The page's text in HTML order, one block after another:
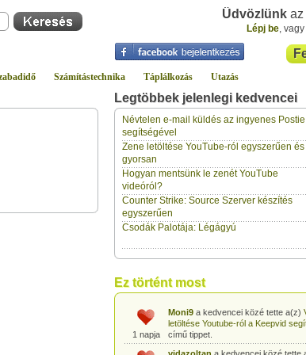
Üdvözlünk az
Lépj be, vagy
Számítástechnika Táplálkozás Utazás
Legtöbbek jelenlegi kedvencei
Névtelen e-mail küldés az ingyenes Postie
segítségével
Zene letöltése YouTube-ról egyszerűen és
gyorsan
Hogyan mentsünk le zenét YouTube
videóról?
Counter Strike: Source Szerver készítés
egyszerűen
Csodák Palotája: Légágyú
Ez történt most
1 napja
gabor733a kedvencei közé tette
Leopárdgekkó-etetés egyszerű
című tippet.
1 napja
gabor733
a kedvencei közé tette
1 napja
Hogyan készítsünk fűszeres-
pennét?
1 napja
gabor733a kedvencei közé tette
hónapos kortólcímű tippet.
1 napja
Babakonyha - Alma-banán püré
egyszerűencímű tippet.
1 napja
Moni9a kedvencei közé tette a(z)
letöltése Youtube-ról a Keepvid
című tippet.